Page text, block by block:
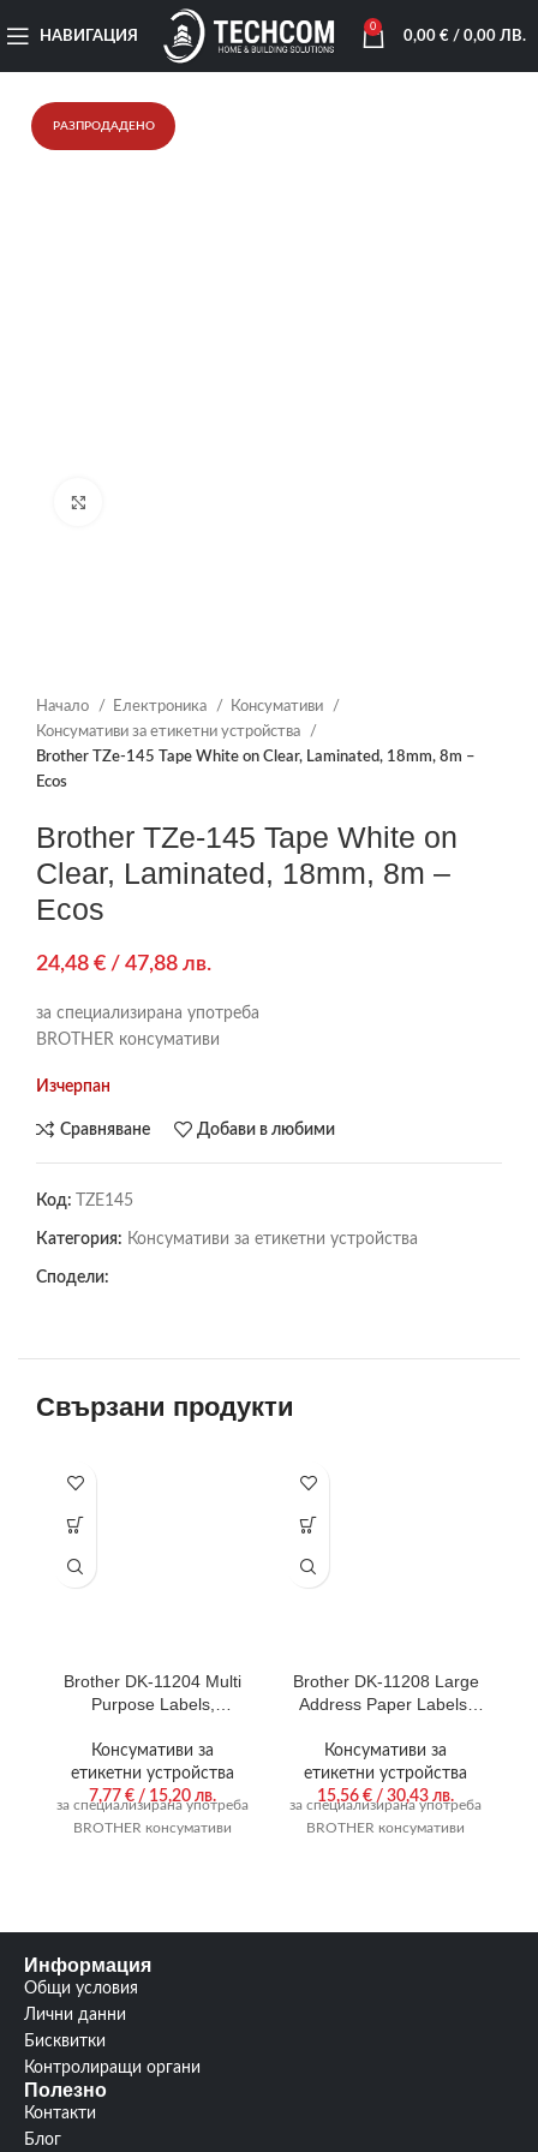
НАВИГАЦИЯ
0
0,00 €/ 0,00 ЛВ.
РАЗПРОДАДЕНО
Начало Електроника
Консумативи
Консумативи за етикетни устройства
Brother TZe-145 Tape White on Clear, Laminated, 18mm, 8m –
Ecos
Brother TZe-145 Tape White on
Clear, Laminated, 18mm, 8m –
Ecos
24,48 € / 47,88 лв.
за специализирана употреба
BROTHER консумативи
Изчерпан
Сравняване Добави в любими
Код: TZE145
Категория: Консумативи за етикетни устройства
Сподели:
Свързани продукти
Brother DK-11204 Multi
Purpose Labels,
per roll, Black on White
Консумативи за
етикетни устройства
7,77 € / 15,20 лв.
за специализирана употреба
BROTHER консумативи
Brother DK-11208 Large
Address Paper Labels,
per roll, (Black on White)
Консумативи за
етикетни устройства
15,56 € / 30,43 лв.
за специализирана употреба
BROTHER консумативи
Информация
Общи условия
Лични данни
Бисквитки
Контролиращи органи
Полезно
Контакти
Блог